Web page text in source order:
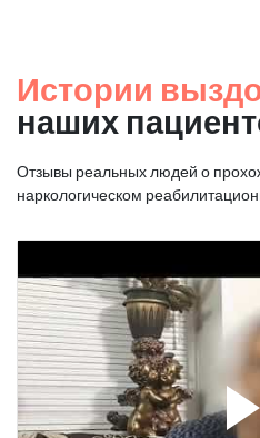
Истории
наших
Отзывы реальных людей о
наркологическом